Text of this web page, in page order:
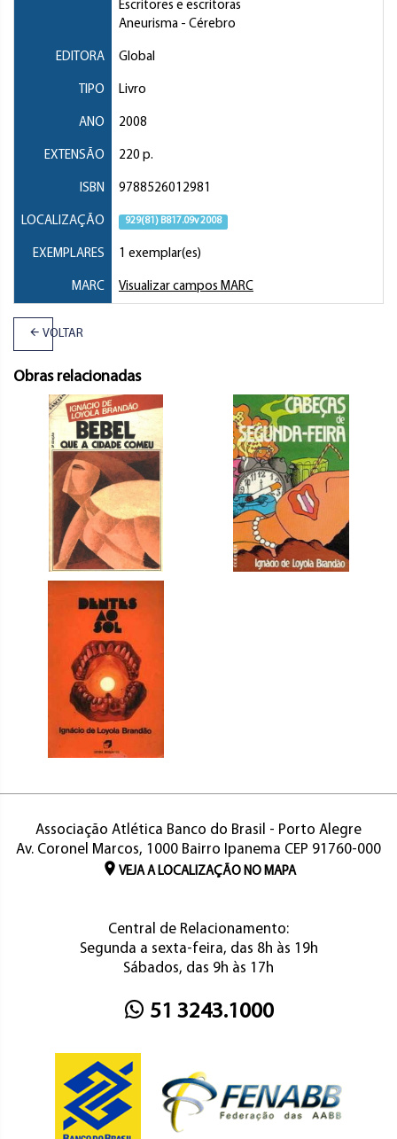
Escritores e escritoras
Aneurisma - Cérebro
EDITORA Global
TIPO Livro
ANO 2008
EXTENSÃO 220 p.
ISBN 9788526012981
LOCALIZAÇÃO 929(81) B817.09v 2008
EXEMPLARES 1 exemplar(es)
MARC Visualizar campos MARC
VOLTAR
Obras relacionadas
Associação Atlética Banco do Brasil - Porto Alegre
Av. Coronel Marcos, 1000 Bairro Ipanema CEP 91760-000
VEJA A LOCALIZAÇÃO NO MAPA
Central de Relacionamento:
Segunda a sexta-feira, das 8h às 19h
Sábados, das 9h às 17h
51 3243.1000